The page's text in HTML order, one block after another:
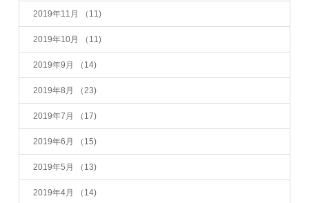
2019年11月 （11)
2019年10月 （11)
2019年9月 （14)
2019年8月 （23)
2019年7月 （17)
2019年6月 （15)
2019年5月 （13)
2019年4月 （14)